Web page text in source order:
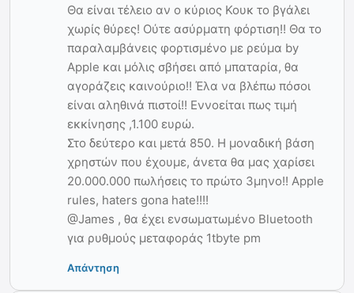
Θα είναι τέλειο αν ο κύριος Κουκ το βγάλει
χωρίς θύρες! Ούτε ασύρματη φόρτιση!! Θα το
παραλαμβάνεις φορτισμένο με ρεύμα by
Apple και μόλις σβήσει από μπαταρία, θα
αγοράζεις καινούριο!! Έλα να βλέπω πόσοι
είναι αληθινά πιστοί!! Εννοείται πως τιμή
εκκίνησης ,1.100 ευρώ.
Στο δεύτερο και μετά 850. Η μοναδική βάση
χρηστών που έχουμε, άνετα θα μας χαρίσει
20.000.000 πωλήσεις το πρώτο 3μηνο!! Apple
rules, haters gona hate!!!!
@James , θα έχει ενσωματωμένο Bluetooth
για ρυθμούς μεταφοράς 1tbyte pm
Απάντηση